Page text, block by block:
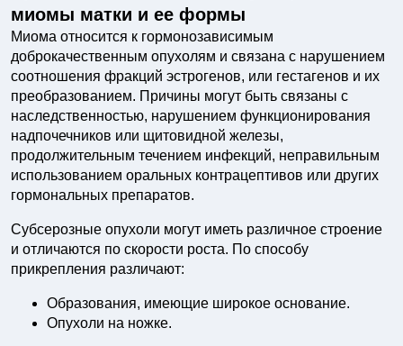
миомы матки и ее формы
Миома относится к гормонозависимым
доброкачественным опухолям и связана с нарушением
соотношения фракций эстрогенов, или гестагенов и их
преобразованием. Причины могут быть связаны с
наследственностью, нарушением функционирования
надпочечников или щитовидной железы,
продолжительным течением инфекций, неправильным
использованием оральных контрацептивов или других
гормональных препаратов.
Субсерозные опухоли могут иметь различное строение
и отличаются по скорости роста. По способу
прикрепления различают:
Образования, имеющие широкое основание.
Опухоли на ножке.